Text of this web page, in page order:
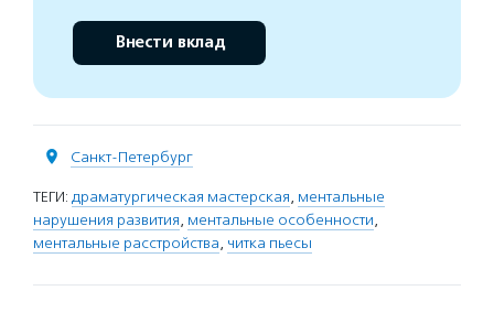
Внести вклад
Санкт-Петербург
ТЕГИ: драматургическая мастерская, ментальные
нарушения развития, ментальные особенности,
ментальные расстройства, читка пьесы